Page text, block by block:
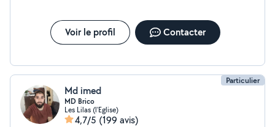
Voir le profil Contacter
Particulier
Md imed
MD Brico
Les Lilas (l'Eglise)
4,7/5 (199 avis)